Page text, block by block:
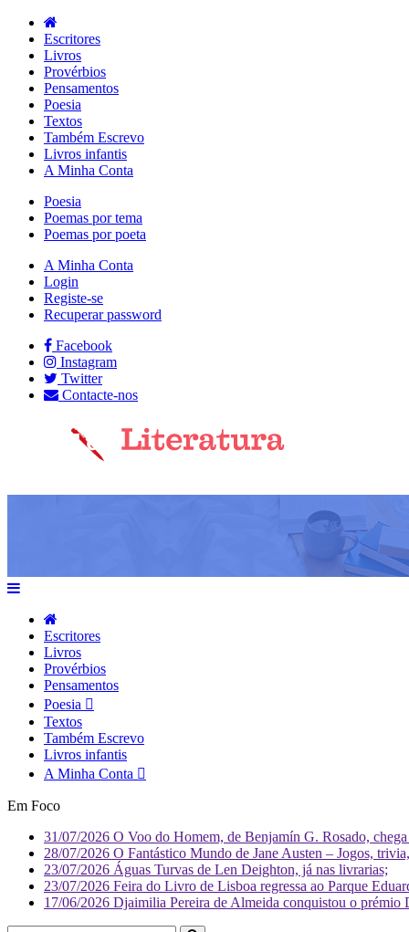
Escritores
Livros
Provérbios
Pensamentos
Poesia
Textos
Também Escrevo
Livros infantis
A Minha Conta
Poesia
Poemas por tema
Poemas por poeta
A Minha Conta
Login
Registe-se
Recuperar password
Facebook
Instagram
Twitter
Contacte-nos
Escritores
Livros
Provérbios
Pensamentos
Poesia
Textos
Também Escrevo
Livros infantis
A Minha Conta
Em Foco
31/07/2026 O Voo do Homem, de Benjamín G. Rosado,
28/07/2026 O Fantástico Mundo de Jane Austen – Jogos,
23/07/2026 Águas Turvas de Len Deighton, já nas livrarias;
23/07/2026 Feira do Livro de Lisboa regressa ao Parque
17/06/2026 Djaimilia Pereira de Almeida conquistou o